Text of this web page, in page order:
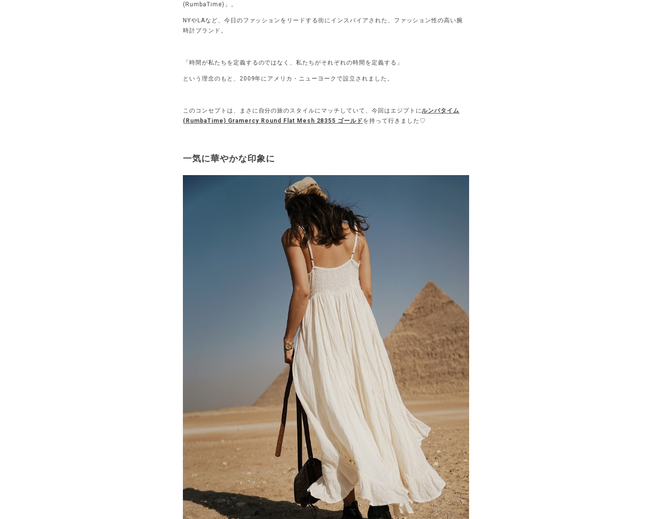
(RumbaTime)」。
NYやLAなど、今日のファッションをリードする街にインスパイアされた、ファッション性の高い腕
時計ブランド。
「時間が私たちを定義するのではなく、私たちがそれぞれの時間を定義する」
という理念のもと、2009年にアメリカ・ニューヨークで設立されました。
このコンセプトは、まさに自分の旅のスタイルにマッチしていて、今回はエジプトにルンバタイム
(RumbaTime) Gramercy Round Flat Mesh 28355 ゴールド を持って行きました♡
一気に華やかな印象に